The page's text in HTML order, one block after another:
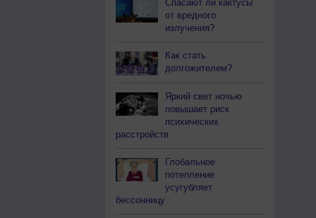
Спасают ли кактусы
от вредного
излучения?
Как стать
долгожителем?
Яркий свет ночью
повышает риск
психических
расстройств
Глобальное
потепление
усугубляет
бессонницу